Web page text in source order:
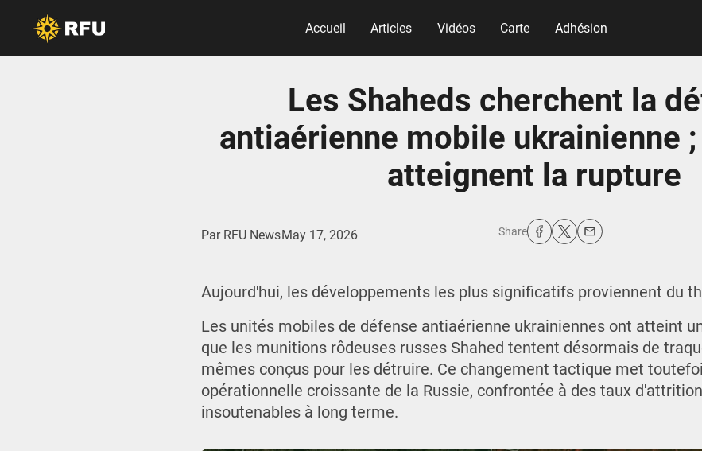
Accueil Articles Vidéos Carte Adhésion
Les Shaheds cherchent la
antiaérienne mobile ukrainienne
atteignent la rupture
Par RFU NewsMay 17, 2026 Share
Aujourd'hui, les développements les plus significatifs proviennent du
Les unités mobiles de défense antiaérienne ukrainiennes ont atteint
que les munitions rôdeuses russes Shahed tentent désormais de
mêmes conçus pour les détruire. Ce changement tactique met
opérationnelle croissante de la Russie, confrontée à des taux
insoutenables à long terme.